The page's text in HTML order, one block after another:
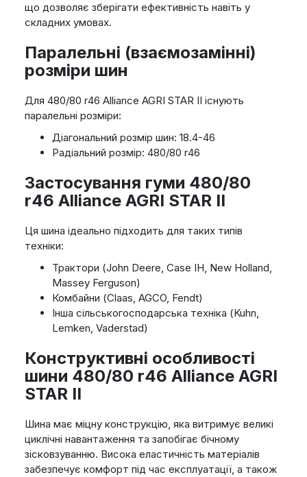
що дозволяє зберігати ефективність навіть у
складних умовах.
Паралельні (взаємозамінні)
розміри шин
Для 480/80 r46 Alliance AGRI STAR II існують
паралельні розміри:
Діагональний розмір шин: 18.4-46
Радіальний розмір: 480/80 r46
Застосування гуми 480/80
r46 Alliance AGRI STAR II
Ця шина ідеально підходить для таких типів
техніки:
Трактори (John Deere, Case IH, New Holland,
Massey Ferguson)
Комбайни (Claas, AGCO, Fendt)
Інша сільськогосподарська техніка (Kuhn,
Lemken, Vaderstad)
Конструктивні особливості
шини 480/80 r46 Alliance AGRI
STAR II
Шина має міцну конструкцію, яка витримує великі
циклічні навантаження та запобігає бічному
зісковзуванню. Висока еластичність матеріалів
забезпечує комфорт під час експлуатації, а також